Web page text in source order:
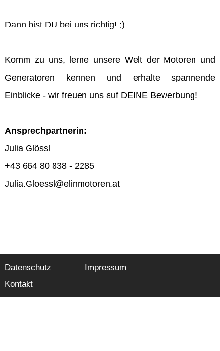
Dann bist DU bei uns richtig! ;)
Komm zu uns, lerne unsere Welt der Motoren und
Generatoren kennen und erhalte spannende
Einblicke - wir freuen uns auf DEINE Bewerbung!
Ansprechpartnerin:
Julia Glössl
+43 664 80 838 - 2285
Julia.Gloessl@elinmotoren.at
Datenschutz
Impressum
Kontakt